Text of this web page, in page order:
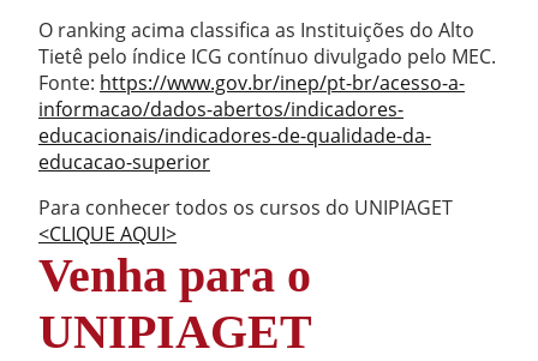
O ranking acima classifica as Instituições do Alto
Tietê pelo índice ICG contínuo divulgado pelo MEC.
Fonte: https://www.gov.br/inep/pt-br/acesso-a-
informacao/dados-abertos/indicadores-
educacionais/indicadores-de-qualidade-da-
educacao-superior
Para conhecer todos os cursos do UNIPIAGET
<CLIQUE AQUI>
Venha para o
UNIPIAGET